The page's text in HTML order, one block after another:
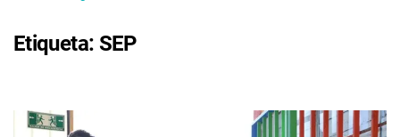
Etiqueta: SEP